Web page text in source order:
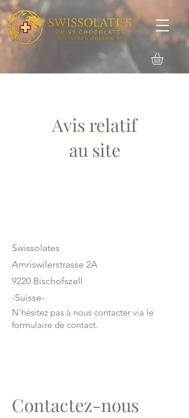
Avis relatif
au site
Swissolates
Amriswilerstrasse 2A
9220 Bischofszell
-Suisse-
N'hésitez pas à nous contacter via le
formulaire de contact.
Contactez-nous